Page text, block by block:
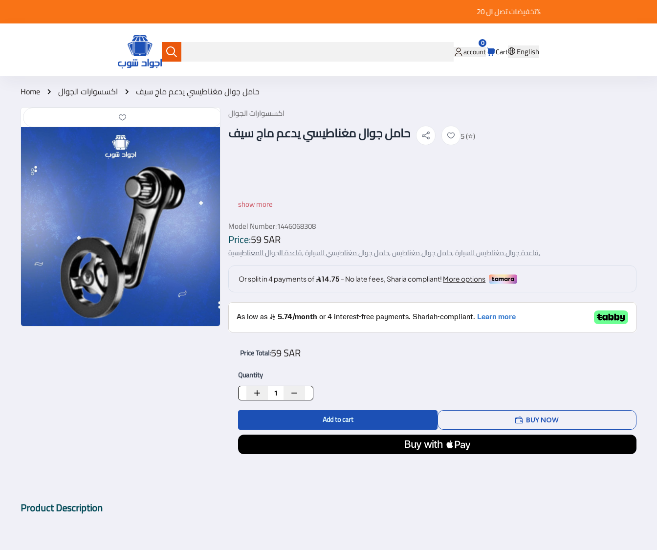
متجر أجواد شوب account Cart
0
English
Home اكسسوارات الجوال حامل جوال مغناطيسي يدعم ماج سيف
اكسسوارات الجوال
حامل جوال مغناطيسي يدعم ماج سيف 5 (⭐)
show more
Model Number:1446068308
Price:59 SAR
قاعدة الجوال المغناطيسية, حامل جوال مغناطيسي للسيارة, حامل جوال مغناطيس, قاعدة جوال مغناطيس للسيارة,
Price Total:59 SAR
Quantity
Add to cart BUY NOW
Product Description